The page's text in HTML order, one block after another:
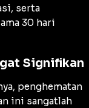
serta
30 hari
Signifikan
penghematan
ini sangatlah